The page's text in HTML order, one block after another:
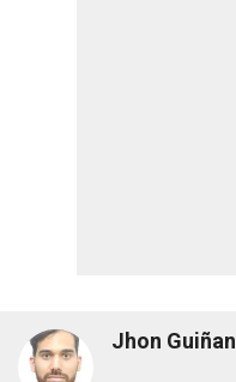
Jhon Guiñan